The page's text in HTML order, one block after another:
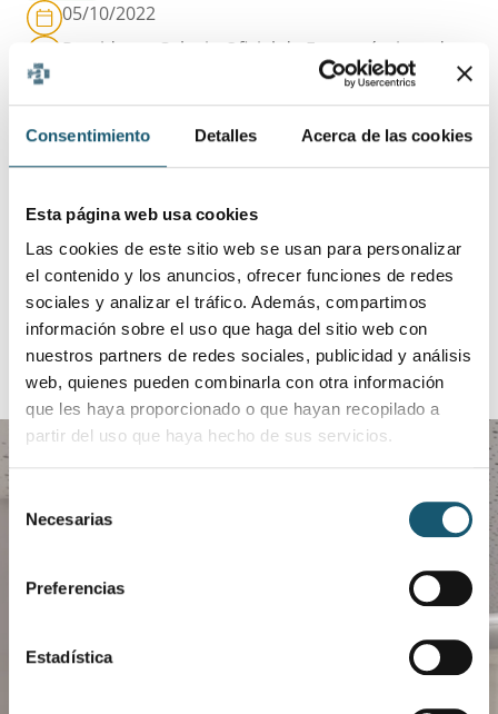
Consentimiento Detalles Acerca de las cookies
Esta página web usa cookies
Las cookies de este sitio web se usan para personalizar
el contenido y los anuncios, ofrecer funciones de redes
sociales y analizar el tráfico. Además, compartimos
información sobre el uso que haga del sitio web con
nuestros partners de redes sociales, publicidad y análisis
web, quienes pueden combinarla con otra información
que les haya proporcionado o que hayan recopilado a
partir del uso que haya hecho de sus servicios.
Selección
Necesarias
Preferencias
Estadística
05/10/2022
Presidente Colegio Oficial de Farmacéuticos de
Entrevista a D. Andrés García Mongars con motivo
ANTERIOR
ENTREVISTA CADENA SER. DÍA MUNDIAL DEL FARMACÉUTICO 2023
ENTREVISTA RADIO UMH. DONACIÓN MEDICAMENTOS
Descarga COFANET
Gestiona de manera más eficaz el día a día de